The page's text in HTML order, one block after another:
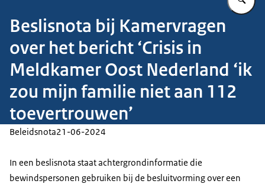
Beslisnota bij Kamervragen
over het bericht ‘Crisis in
Meldkamer Oost Nederland ‘ik
zou mijn familie niet aan 112
toevertrouwen’
Beleidsnota21-06-2024
In een beslisnota staat achtergrondinformatie die
bewindspersonen gebruiken bij de besluitvorming over een